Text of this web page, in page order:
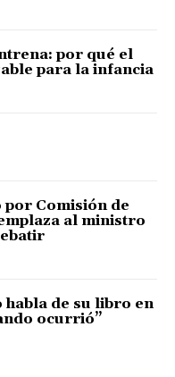
por qué el
para la infancia
Comisión de
al ministro
habla de su libro en
ocurrió”